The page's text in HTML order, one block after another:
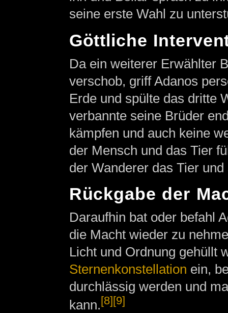
seine erste Wahl zu
Göttliche
Da ein weiterer Erwählter
verschob, griff Adanos
Erde und spülte das dritte
verbannte seine Brüder
kämpfen und auch keine
der Mensch und das Tier
der Wanderer das Tier
Rückgabe der
Daraufhin bat oder befahl
die Macht wieder zu
Licht und Ordnung gehüllt
Sternenkonstellation ein,
durchlässig werden und
kann.[8][9]